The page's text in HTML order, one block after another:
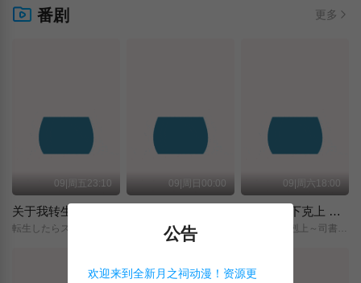
番剧 更多
09|周五23:10 09|周日00:00 09|周六18:00
小书痴的下克上 〜为了成为图书管理员而不择手段〜 领主的养女
公告
欢迎来到全新月之祠动漫！资源更